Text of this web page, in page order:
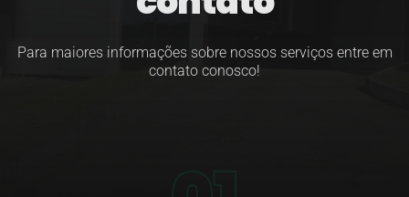
Para maiores informações sobre nossos serviços entre em
contato conosco!